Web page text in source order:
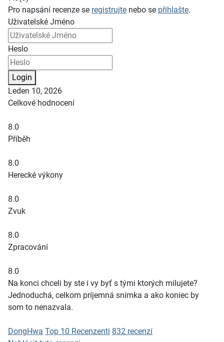
Pro napsání recenze se registrujte nebo se přihlašte.
Uživatelské Jméno
Heslo
Login
Leden 10, 2026
Celkové hodnocení
8.0
Příběh
8.0
Herecké výkony
8.0
Zvuk
8.0
Zpracování
8.0
Na konci chceli by ste i vy byť s tými ktorých milujete?
Jednoduchá, celkom príjemná snímka a ako koniec by
som to nenazvala.
DongHwa Top 10 Recenzenti 832 recenzí